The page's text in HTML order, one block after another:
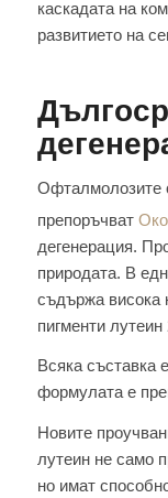
каскадата на
развитието на
Офталмолозите
препоръчват
дегенерация.
природата. В
съдържа висока
пигменти
Всяка съставка
формулата е
Новите
лутеин не само
но имат